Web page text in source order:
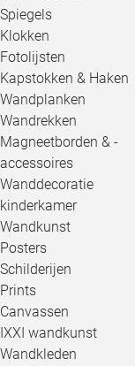
Spiegels
Klokken
Fotolijsten
Kapstokken & Haken
Wandplanken
Wandrekken
Magneetborden & -
accessoires
Wanddecoratie
kinderkamer
Wandkunst
Posters
Schilderijen
Prints
Canvassen
IXXI wandkunst
Wandkleden